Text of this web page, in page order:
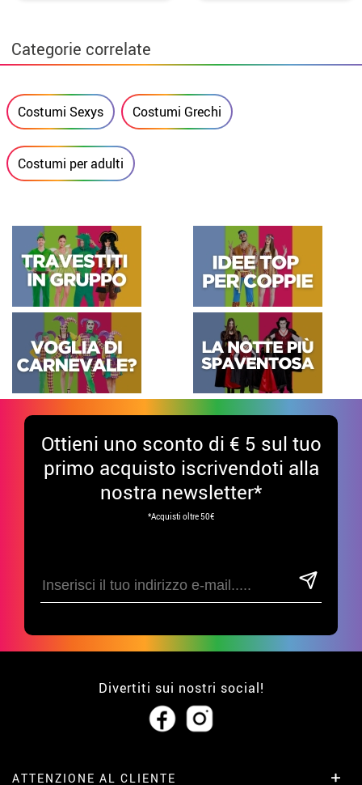
Categorie correlate
Costumi Sexys Costumi Grechi
Costumi per adulti
Ottieni uno sconto di € 5 sul tuo
primo acquisto iscrivendoti alla
nostra newsletter*
*Acquisti oltre 50€
Divertiti sui nostri social!
ATTENZIONE AL CLIENTE